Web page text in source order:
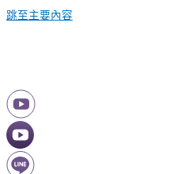
跳至主要內容